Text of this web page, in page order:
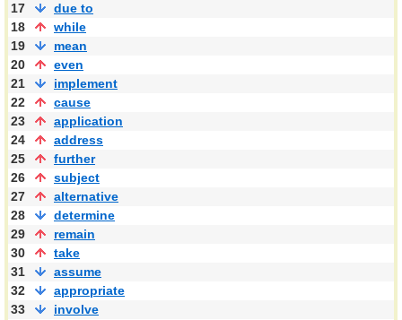
17
due to
18
while
19
mean
20
even
21
implement
22
cause
23
application
24
address
25
further
26
subject
27
alternative
28
determine
29
remain
30
take
31
assume
32
appropriate
33
involve